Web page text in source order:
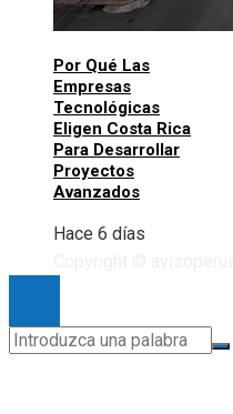
Por Qué Las
Empresas
Tecnológicas
Eligen Costa Rica
Para Desarrollar
Proyectos
Avanzados
Hace 6 días